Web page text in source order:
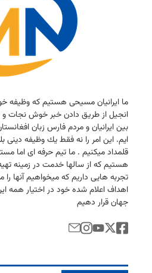
ما ایرانیان مسیحی هستیم كه وظیفه
انجیل از طریق دادن خبر خوش نجات
بین ایرانیان و مردم فارس زبان
ایم. این امر را نه فقط یك وظیفه دینی
قلمداد میكنیم . ما تیم حرفه ای اما
هستیم كه از سالها خدمت در زمینه
تجربه هایی داریم كه میخواهیم آنها را
اهداف اعلام شده خود در اختیار همه
جهان قرار دهیم